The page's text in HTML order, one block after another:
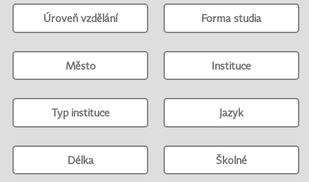
Úroveň vzdělání Forma studia
Město Instituce
Typ instituce Jazyk
Délka Školné